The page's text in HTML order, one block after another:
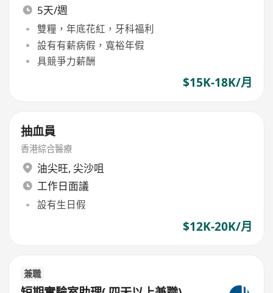
5天/週
雙糧，年底花紅，牙科福利
設有有薪病假，寬裕年假
具競爭力薪酬
$15K-18K/月
抽血員
香港綜合醫療
油尖旺, 尖沙咀
工作日面議
設有生日假
$12K-20K/月
兼職